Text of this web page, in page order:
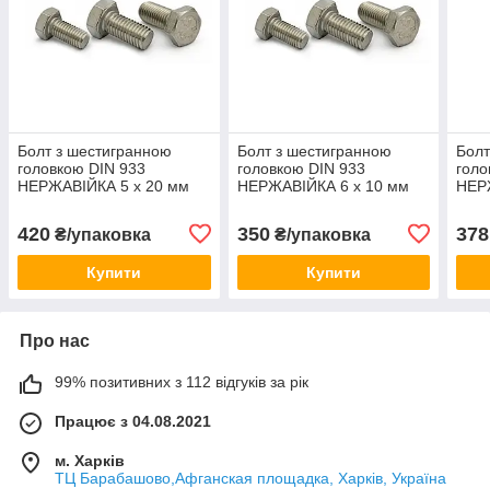
Болт з шестигранною
головкою DIN 933
НЕРЖАВІЙКА 5 х 20 мм
420 ₴/упаковка
Купити
Болт з шестигранною
головкою DIN 933
НЕРЖАВІЙКА 6 х 10 мм
350₴/упаковка
Купити
378
Про нас
99% позитивних з 112 відгуків за рік
Працює з 04.08.2021
м. Харків
ТЦ Барабашово,Афганская площадка, Харків, Україна